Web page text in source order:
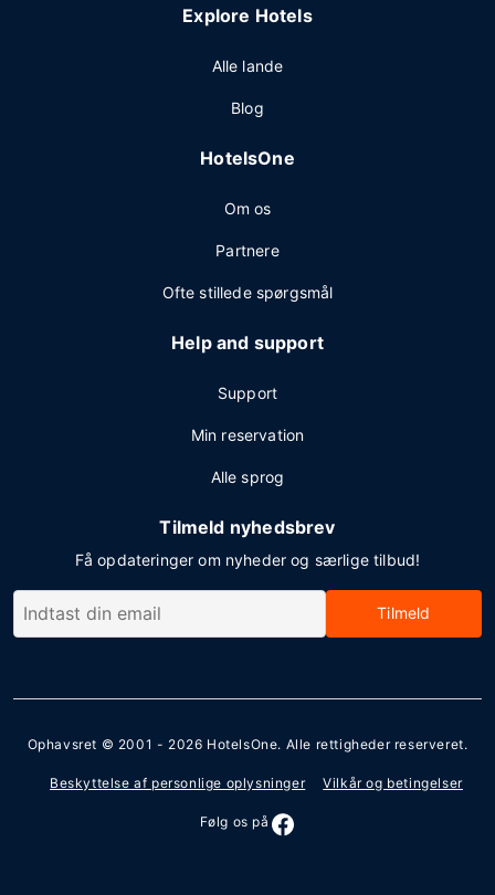
Explore Hotels
Alle lande
Blog
HotelsOne
Om os
Partnere
Ofte stillede spørgsmål
Help and support
Support
Min reservation
Alle sprog
Tilmeld nyhedsbrev
Få opdateringer om nyheder og særlige tilbud!
Tilmeld
Ophavsret © 2001 - 2026 HotelsOne. Alle rettigheder reserveret.
Beskyttelse af personlige oplysninger Vilkår og betingelser
Følg os på